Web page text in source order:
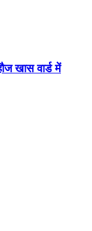
खास वार्ड में